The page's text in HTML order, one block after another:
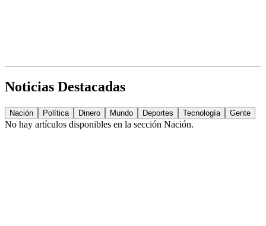
Noticias Destacadas
Nación Política Dinero Mundo Deportes Tecnología Gente
No hay artículos disponibles en la sección Nación.